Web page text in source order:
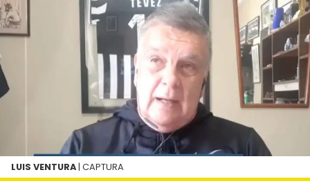
LUIS VENTURA | CAPTURA